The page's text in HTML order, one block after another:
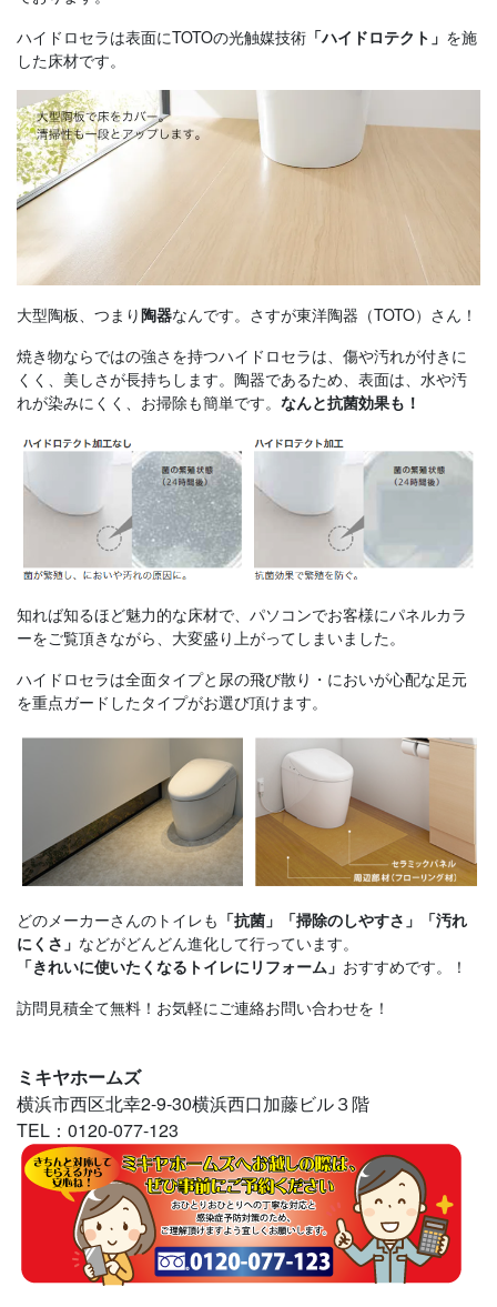
ハイドロセラは表面にTOTOの光触媒技術 「ハイドロテクト」 を施
した床材です。
大型陶板、つまり陶器なんです。さすが東洋陶器（TOTO）さん！
焼き物ならではの強さを持つハイドロセラは、傷や汚れが付きに
くく、美しさが長持ちします。陶器であるため、表面は、水や汚
れが染みにくく、お掃除も簡単です。 なんと抗菌効果も！
知れば知るほど魅力的な床材で、パソコンでお客様にパネルカラ
ーをご覧頂きながら、大変盛り上がってしまいました。
ハイドロセラは全面タイプと尿の飛び散り・においが心配な足元
を重点ガードしたタイプがお選び頂けます。
どのメーカーさんのトイレも 「抗菌」「掃除のしやすさ」「汚れ
にくさ」 などがどんどん進化して行っています。
「きれいに使いたくなるトイレにリフォーム」 おすすめです。！
訪問見積全て無料！お気軽にご連絡お問い合わせを！
ミキヤホームズ
横浜市西区北幸2-9-30横浜西口加藤ビル３階
TEL：0120-077-123